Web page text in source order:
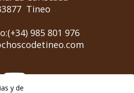
Tineo
985 801 976
y de